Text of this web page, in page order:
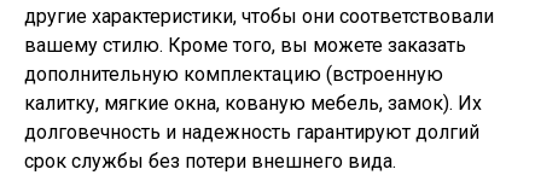
другие характеристики, чтобы они соответствовали
вашему стилю. Кроме того, вы можете заказать
дополнительную комплектацию (встроенную
калитку, мягкие окна, кованую мебель, замок). Их
долговечность и надежность гарантируют долгий
срок службы без потери внешнего вида.